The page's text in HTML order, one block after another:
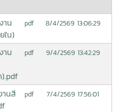
าน
ใน)
pdf 8/4/2569 13:06:29
าน
).pdf
pdf 9/4/2569 13:42:29
านสี
pdf 7/4/2569 17:56:01